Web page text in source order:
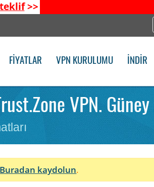
teklif>>
FIYATLAR VPN KURULUMU İNDIR
VPN.
Buradan kaydolun.